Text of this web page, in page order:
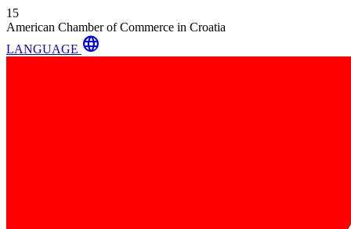
15
American Chamber of Commerce in Croatia
LANGUAGE language